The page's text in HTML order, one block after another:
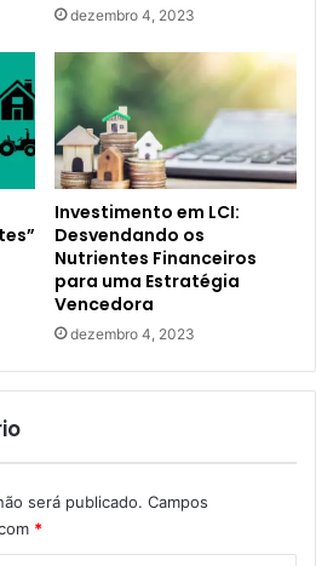
dezembro 4, 2023
Investimento em LCI:
Desvendando os
Nutrientes Financeiros
para uma Estratégia
Vencedora
dezembro 4, 2023
será publicado. Campos
*